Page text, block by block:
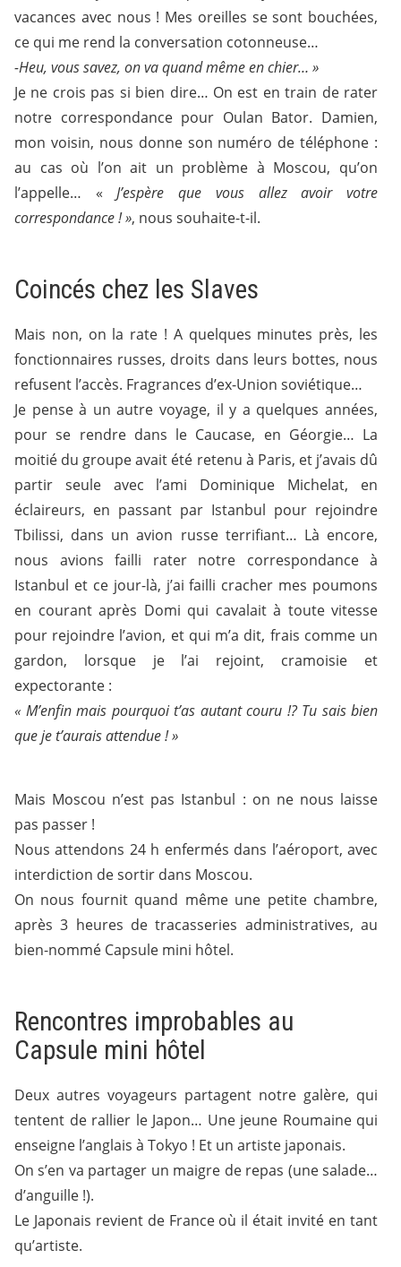
vacances avec nous ! Mes oreilles se sont bouchées,
ce qui me rend la conversation cotonneuse…
-Heu, vous savez, on va quand même en chier… »
Je ne crois pas si bien dire… On est en train de rater
notre correspondance pour Oulan Bator. Damien,
mon voisin, nous donne son numéro de téléphone :
au cas où l’on ait un problème à Moscou, qu’on
l’appelle… «J’espère que vous allez avoir votre
correspondance ! », nous souhaite-t-il.
Coincés chez les Slaves
Mais non, on la rate ! A quelques minutes près, les
fonctionnaires russes, droits dans leurs bottes, nous
refusent l’accès. Fragrances d’ex-Union soviétique…
Je pense à un autre voyage, il y a quelques années,
pour se rendre dans le Caucase, en Géorgie… La
moitié du groupe avait été retenu à Paris, et j’avais dû
partir seule avec l’ami Dominique Michelat, en
éclaireurs, en passant par Istanbul pour rejoindre
Tbilissi, dans un avion russe terrifiant… Là encore,
nous avions failli rater notre correspondance à
Istanbul et ce jour-là, j’ai failli cracher mes poumons
en courant après Domi qui cavalait à toute vitesse
pour rejoindre l’avion, et qui m’a dit, frais comme un
gardon, lorsque je l’ai rejoint, cramoisie et
expectorante :
« M’enfin mais pourquoi t’as autant couru !? Tu sais bien
que je t’aurais attendue ! »
Mais Moscou n’est pas Istanbul : on ne nous laisse
pas passer !
Nous attendons 24 h enfermés dans l’aéroport, avec
interdiction de sortir dans Moscou.
On nous fournit quand même une petite chambre,
après 3 heures de tracasseries administratives, au
bien-nommé Capsule mini hôtel.
Rencontres improbables au
Capsule mini hôtel
Deux autres voyageurs partagent notre galère, qui
tentent de rallier le Japon… Une jeune Roumaine qui
enseigne l’anglais à Tokyo ! Et un artiste japonais.
On s’en va partager un maigre de repas (une salade…
d’anguille !).
Le Japonais revient de France où il était invité en tant
qu’artiste.